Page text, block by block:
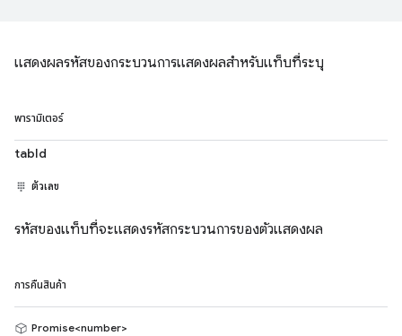
แสดงผลรหัสของกระบวนการแสดงผลสำหรับแท็บที่ระบุ
พารามิเตอร์
tabId
ตัวเลข
รหัสของแท็บที่จะแสดงรหัสกระบวนการของตัวแสดงผล
การคืนสินค้า
Promise<number>